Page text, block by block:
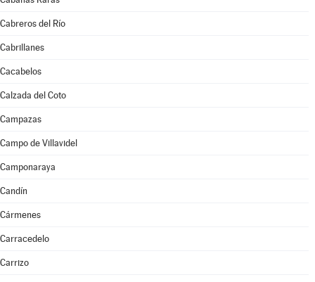
Cabreros del Río
Cabrillanes
Cacabelos
Calzada del Coto
Campazas
Campo de Villavidel
Camponaraya
Candín
Cármenes
Carracedelo
Carrizo